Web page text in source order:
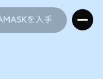
を入手